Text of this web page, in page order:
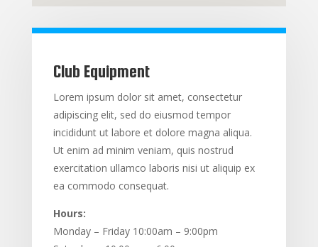
Club Equipment
Lorem ipsum dolor sit amet, consectetur
adipiscing elit, sed do eiusmod tempor
incididunt ut labore et dolore magna aliqua.
Ut enim ad minim veniam, quis nostrud
exercitation ullamco laboris nisi ut aliquip ex
ea commodo consequat.
Hours:
Monday – Friday 10:00am – 9:00pm